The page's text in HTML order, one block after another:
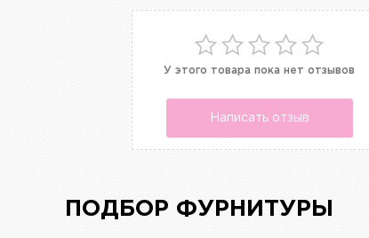
У этого товара пока нет отзывов
Написать отзыв
ПОДБОР ФУРНИТУРЫ